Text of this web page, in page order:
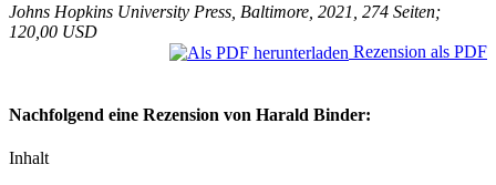
Johns Hopkins University Press, Baltimore, 2021, 274 Seiten;
120,00 USD
Rezension als PDF
Nachfolgend eine Rezension von Harald Binder:
Inhalt